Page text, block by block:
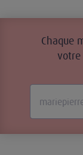
Chaque
votre